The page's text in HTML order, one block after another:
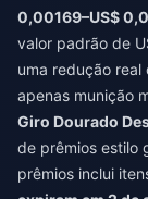
0,00169–US$
valor padrão de
uma redução
apenas munição
Giro Dourado
de prêmios estilo
prêmios inclui